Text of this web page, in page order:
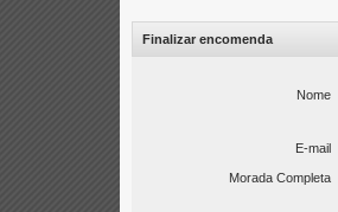
Finalizar encomenda
Nome
E-mail
Morada Completa